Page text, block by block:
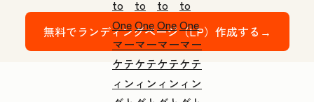
無料でランディングページ（LP）作成する→
to
One
マー
ケテ
ィン
to
One
マー
ケテ
ィン
to
One
マー
ケテ
ィン
to
One
マー
ケテ
ィン